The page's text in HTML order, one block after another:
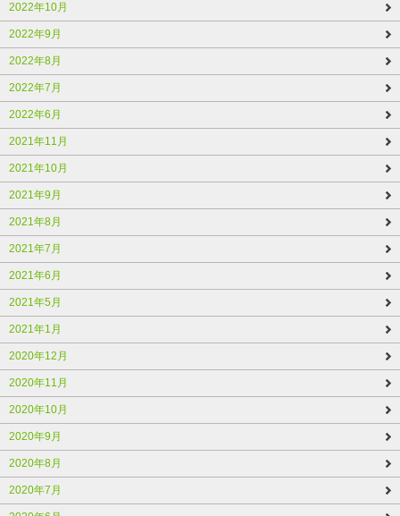
2022年10月
2022年9月
2022年8月
2022年7月
2022年6月
2021年11月
2021年10月
2021年9月
2021年8月
2021年7月
2021年6月
2021年5月
2021年1月
2020年12月
2020年11月
2020年10月
2020年9月
2020年8月
2020年7月